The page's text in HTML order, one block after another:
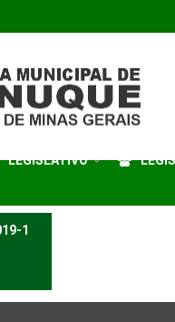
LEGISLATIVO
1